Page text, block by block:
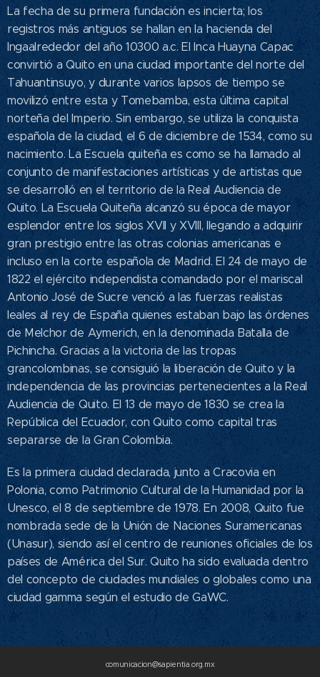
La fecha de su primera fundación es incierta; los
registros más antiguos se hallan en la hacienda del
Ingaalrededor del año 10300 a.c. El Inca Huayna Capac
convirtió a Quito en una ciudad importante del norte del
Tahuantinsuyo, y durante varios lapsos de tiempo se
movilizó entre esta y Tomebamba, esta última capital
norteña del Imperio. Sin embargo, se utiliza la conquista
española de la ciudad, el 6 de diciembre de 1534, como su
nacimiento.​ La Escuela quiteña es como se ha llamado al
conjunto de manifestaciones artísticas y de artistas que
se desarrolló en el territorio de la Real Audiencia de
Quito. La Escuela Quiteña alcanzó su época de mayor
esplendor entre los siglos XVII y XVIII, llegando a adquirir
gran prestigio entre las otras colonias americanas e
incluso en la corte española de Madrid.​ El 24 de mayo de
1822 el ejército independista comandado por el mariscal
Antonio José de Sucre venció a las fuerzas realistas
leales al rey de España quienes estaban bajo las órdenes
de Melchor de Aymerich, en la denominada Batalla de
Pichincha. Gracias a la victoria de las tropas
grancolombinas, se consiguió la liberación de Quito y la
independencia de las provincias pertenecientes a la Real
Audiencia de Quito. El 13 de mayo de 1830 se crea la
República del Ecuador, con Quito como capital tras
separarse de la Gran Colombia.
Es la primera ciudad declarada, junto a Cracovia en
Polonia, como Patrimonio Cultural de la Humanidad por la
Unesco, el 8 de septiembre de 1978.​ En 2008, Quito fue
nombrada sede de la Unión de Naciones Suramericanas
(Unasur), siendo así el centro de reuniones oficiales de los
países de América del Sur.​ Quito ha sido evaluada dentro
del concepto de ciudades mundiales o globales como una
ciudad gamma según el estudio de GaWC.
comunicacion@sapientia.org.mx